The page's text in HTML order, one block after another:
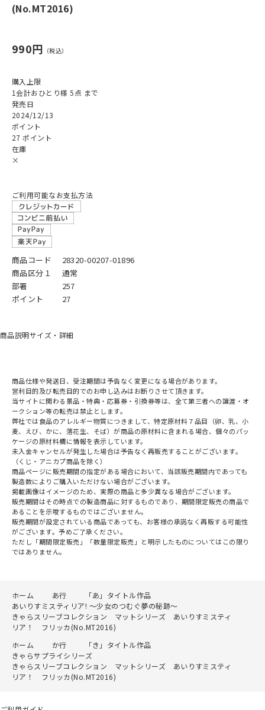
(No.MT2016)
990円
購入上限
1会計おひとり様 5点 まで
発売日
2024/12/13
ポイント
27 ポイント
在庫
×
ご利用可能なお支払方法
商品コード
28320-00207-01896
商品区分１
通常
部署
257
ポイント
27
商品説明サイズ・詳細
商品仕様や発送日、受注期間は予告なく変更になる場合があります。
営利目的及び転売目的でのお申し込みはお断りさせて頂きます。
当サイトに関わる景品・特典・応募券・引換券等は、全て第三者への譲渡・オ
ークション等の転売は禁止とします。
弊社では食品のアレルギー物質につきまして、特定原材料７品目（卵、乳、小
麦、えび、かに、落花生、そば）が商品の原材料に含まれる場合、個々のパッ
ケージの原材料欄に情報を表示しています。
未入金キャンセルが発生した場合は予告なく再販売することがございます。
（くじ・アニカプ商品を除く）
商品ページに販売期間の指定がある場合において、当該販売期間内であっても
製造数によりご購入いただけない場合がございます。
掲載画像はイメージのため、実際の商品と多少異なる場合がございます。
販売期間はその時点での製造商品に対するものであり、期間限定販売の商品で
あることを示唆するものではございません。
販売期間が設定されている商品であっても、お客様の承諾なく再販する可能性
がございます。予めご了承ください。
ただし「期間限定販売」「数量限定販売」と明示したものについてはこの限り
ではありません。
ホーム あ行
「あ」タイトル作品
あいりすミスティリア! ～少女のつむぐ夢の秘跡～
きゃらスリーブコレクション マットシリーズ あいりすミスティ
リア！ フリッカ(No.MT2016)
ホーム
か行
「き」タイトル作品
きゃらサプライシリーズ
きゃらスリーブコレクション マットシリーズ あいりすミスティ
リア！ フリッカ(No.MT2016)